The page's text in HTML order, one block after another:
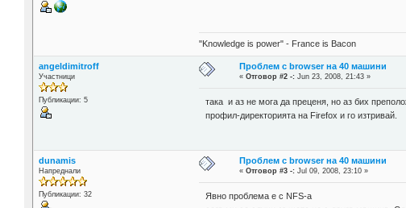
"Knowledge is power" - France is Bacon
angeldimitroff
Участници
Публикации: 5
Проблем с browser на 40 машини
«Отговор #2 -: Jun 23, 2008, 21:43 »
така и аз не мога да преценя, но аз бих
профил-директорията на Firefox и го изтривай.
dunamis
Напреднали
Публикации: 32
Проблем с browser на 40 машини
«Отговор #3 -: Jul 09, 2008, 23:10 »
Явно проблема е с NFS-a